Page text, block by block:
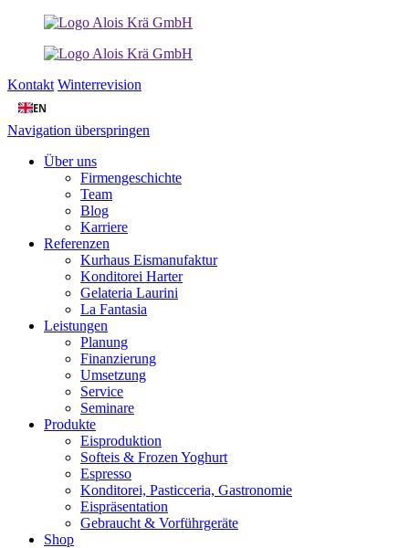
Kontakt Winterrevision
EN
Navigation überspringen
Über uns
Firmengeschichte
Team
Blog
Karriere
Referenzen
Kurhaus Eismanufaktur
Konditorei Harter
Gelateria Laurini
La Fantasia
Leistungen
Planung
Finanzierung
Umsetzung
Service
Seminare
Produkte
Eisproduktion
Softeis & Frozen Yoghurt
Espresso
Konditorei, Pasticceria, Gastronomie
Eispräsentation
Gebraucht & Vorführgeräte
Shop